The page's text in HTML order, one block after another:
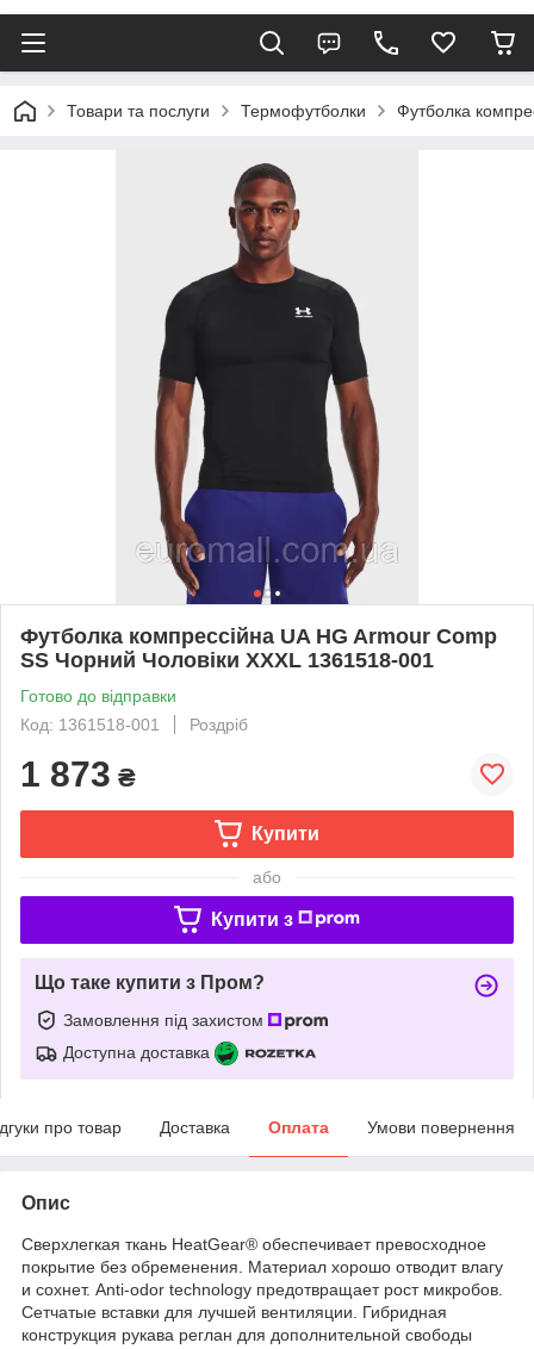
Товари та послуги Термофутболки Футболка
Футболка компрессійна UA HG Armour Comp
SS Чорний Чоловіки XXXL 1361518-001
Готово до відправки
Код: 1361518-001
Роздріб
1 873 ₴
Купити
або
Купити з
Що таке купити з Пром?
Замовлення під захистом
Доступна доставка
про товар Доставка Оплата Умови повернення
Опис
Сверхлегкая ткань HeatGear® обеспечивает превосходное
покрытие без обременения. Материал хорошо отводит влагу
и сохнет. Anti-odor technology предотвращает рост микробов.
Сетчатые вставки для лучшей вентиляции. Гибридная
конструкция рукава реглан для дополнительной свободы